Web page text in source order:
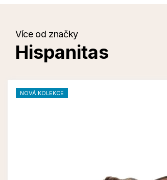
Více od značky
Hispanitas
NOVÁ KOLEKCE